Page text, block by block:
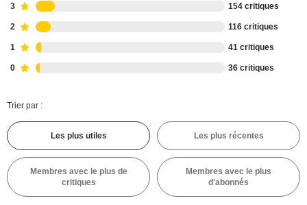
3 154 critiques
2 116 critiques
1 41 critiques
0 36 critiques
Trier par :
Les plus utiles Les plus récentes
Membres avec le plus de
critiques
Membres avec le plus
d'abonnés